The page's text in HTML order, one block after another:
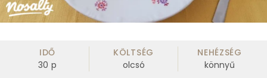
IDŐ
30 p
KÖLTSÉG
olcsó
NEHÉZSÉG
könnyű